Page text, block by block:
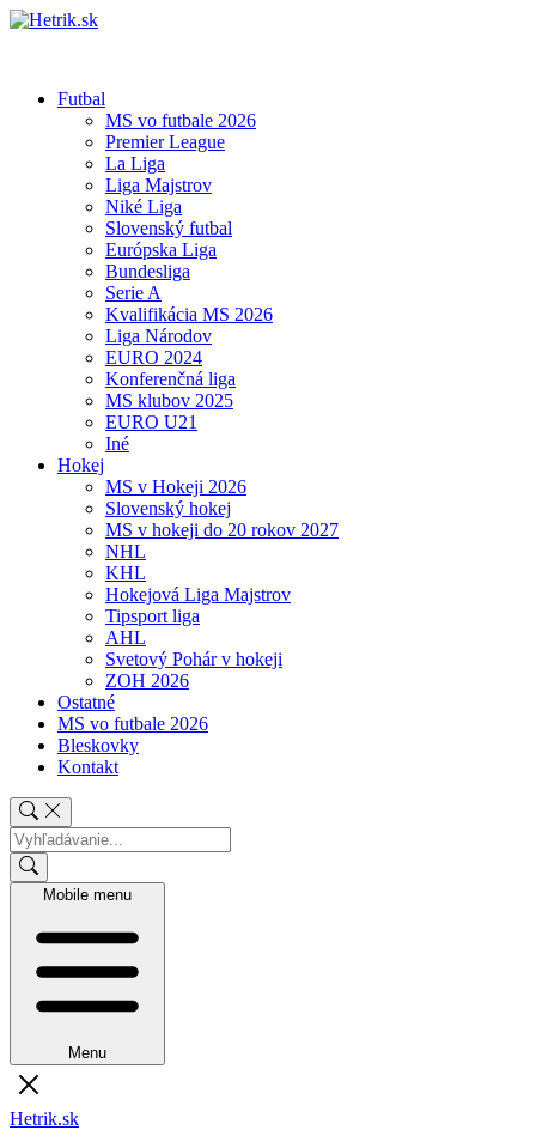
Futbal
MS vo futbale 2026
Premier League
La Liga
Liga Majstrov
Niké Liga
Slovenský futbal
Európska Liga
Bundesliga
Serie A
Kvalifikácia MS 2026
Liga Národov
EURO 2024
Konferenčná liga
MS klubov 2025
EURO U21
Iné
Hokej
MS v Hokeji 2026
Slovenský hokej
MS v hokeji do 20 rokov 2027
NHL
KHL
Hokejová Liga Majstrov
Tipsport liga
AHL
Svetový Pohár v hokeji
ZOH 2026
Ostatné
MS vo futbale 2026
Bleskovky
Kontakt
Mobile menu
Menu
Hetrik.sk